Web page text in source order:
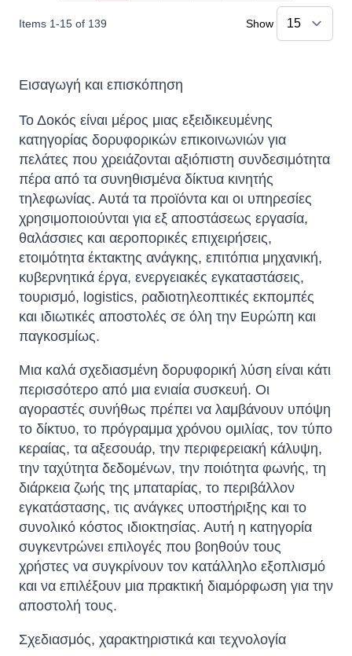
Items 1-15 of 139 Show
Εισαγωγή και επισκόπηση
Το Δοκός είναι μέρος μιας εξειδικευμένης
κατηγορίας δορυφορικών επικοινωνιών για
πελάτες που χρειάζονται αξιόπιστη συνδεσιμότητα
πέρα ​​από τα συνηθισμένα δίκτυα κινητής
τηλεφωνίας. Αυτά τα προϊόντα και οι υπηρεσίες
χρησιμοποιούνται για εξ αποστάσεως εργασία,
θαλάσσιες και αεροπορικές επιχειρήσεις,
ετοιμότητα έκτακτης ανάγκης, επιτόπια μηχανική,
κυβερνητικά έργα, ενεργειακές εγκαταστάσεις,
τουρισμό, logistics, ραδιοτηλεοπτικές εκπομπές
και ιδιωτικές αποστολές σε όλη την Ευρώπη και
παγκοσμίως.
Μια καλά σχεδιασμένη δορυφορική λύση είναι κάτι
περισσότερο από μια ενιαία συσκευή. Οι
αγοραστές συνήθως πρέπει να λαμβάνουν υπόψη
το δίκτυο, το πρόγραμμα χρόνου ομιλίας, τον τύπο
κεραίας, τα αξεσουάρ, την περιφερειακή κάλυψη,
την ταχύτητα δεδομένων, την ποιότητα φωνής, τη
διάρκεια ζωής της μπαταρίας, το περιβάλλον
εγκατάστασης, τις ανάγκες υποστήριξης και το
συνολικό κόστος ιδιοκτησίας. Αυτή η κατηγορία
συγκεντρώνει επιλογές που βοηθούν τους
χρήστες να συγκρίνουν τον κατάλληλο εξοπλισμό
και να επιλέξουν μια πρακτική διαμόρφωση για την
αποστολή τους.
Σχεδιασμός, χαρακτηριστικά και τεχνολογία